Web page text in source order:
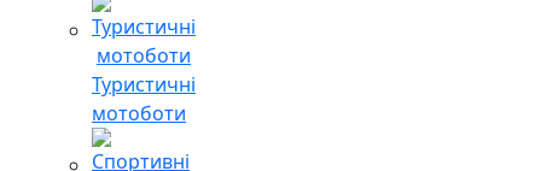
Туристичні
мотоботи